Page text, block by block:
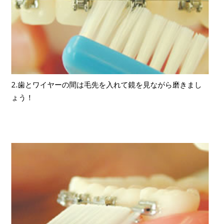
2.歯とワイヤーの間は毛先を入れて鏡を見ながら磨きまし
ょう！